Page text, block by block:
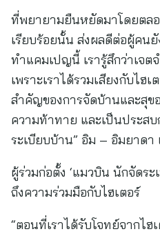
ที่พยายามยืนหยัดมาโดยตล
เรียบร้อยนั้น ส่งผลดีต่อผู้คน
ทำแคมเปญนี้ เรารู้สึกว่าเจต
เพราะเราได้รวมเสียงกับไฮ
สำคัญของการจัดบ้านและสุ
ความท้าทาย และเป็นประส
ระเบียบบ้าน” อิม – อิมยาดา
ผู้ร่วมก่อตั้ง ‘แมวบิน นักจัดระ
ถึงความร่วมมือกับไฮเตอร์
“ตอนที่เราได้รับโจทย์จากไฮ